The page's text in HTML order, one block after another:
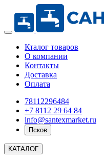
Кталог товаров
О компании
Контакты
Доставка
Оплата
78112296484
+7 8112 29 64 84
info@santexmarket.ru
Псков
КАТАЛОГ